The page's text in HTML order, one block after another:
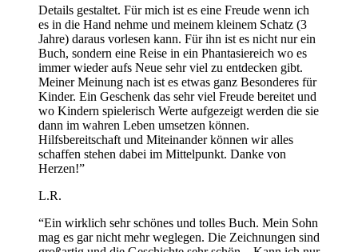
Details gestaltet. Für mich ist es eine Freude wenn ich
es in die Hand nehme und meinem kleinem Schatz (3
Jahre) daraus vorlesen kann. Für ihn ist es nicht nur ein
Buch, sondern eine Reise in ein Phantasiereich wo es
immer wieder aufs Neue sehr viel zu entdecken gibt.
Meiner Meinung nach ist es etwas ganz Besonderes für
Kinder. Ein Geschenk das sehr viel Freude bereitet und
wo Kindern spielerisch Werte aufgezeigt werden die sie
dann im wahren Leben umsetzen können.
Hilfsbereitschaft und Miteinander können wir alles
schaffen stehen dabei im Mittelpunkt. Danke von
Herzen!”
L.R.
“Ein wirklich sehr schönes und tolles Buch. Mein Sohn
mag es gar nicht mehr weglegen. Die Zeichnungen sind